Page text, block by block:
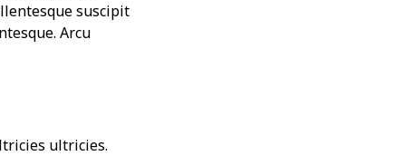
suscipit
Arcu
ultricies.